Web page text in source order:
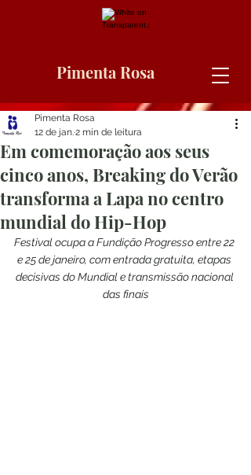
Pimenta Rosa
Em comemoração aos seus
cinco anos, Breaking do Verão
transforma a Lapa no centro
mundial do Hip-Hop
Pimenta Rosa
12 de jan.2 min de leitura
Festival ocupa a Fundição Progresso entre 22
e 25 de janeiro, com entrada gratuita, etapas
decisivas do Mundial e transmissão nacional
das finais